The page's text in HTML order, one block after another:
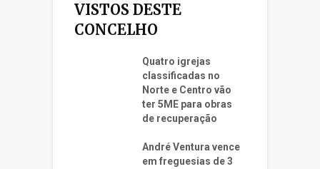
VISTOS DESTE
CONCELHO
Quatro igrejas
classificadas no
Norte e Centro vão
ter 5ME para obras
de recuperação
André Ventura vence
em freguesias de 3